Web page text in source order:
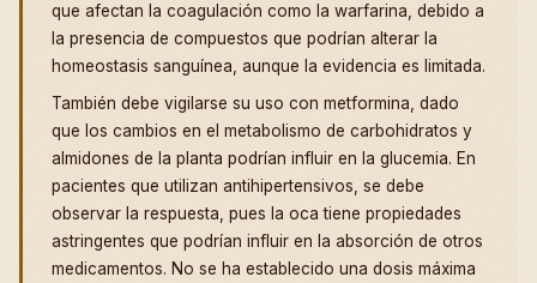
que afectan la coagulación como la warfarina, debido a
la presencia de compuestos que podrían alterar la
homeostasis sanguínea, aunque la evidencia es limitada.
También debe vigilarse su uso con metformina, dado
que los cambios en el metabolismo de carbohidratos y
almidones de la planta podrían influir en la glucemia. En
pacientes que utilizan antihipertensivos, se debe
observar la respuesta, pues la oca tiene propiedades
astringentes que podrían influir en la absorción de otros
medicamentos. No se ha establecido una dosis máxima